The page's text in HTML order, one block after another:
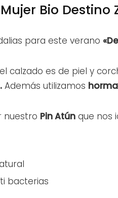
Bio Destino
para este verano
calzado es de piel y
Además utilizamos
nuestro Pin Atún que nos
bacterias